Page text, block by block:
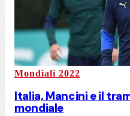
Mondiali 2022
Italia, Mancini e il
mondiale